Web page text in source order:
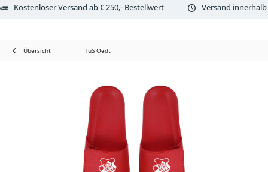
Kostenloser Versand ab € 250,- Bestellwert Versand
Übersicht TuS Oedt